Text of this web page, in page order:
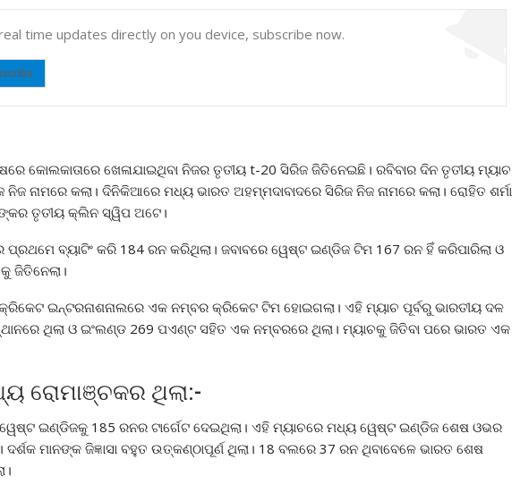
time updates directly on you device, subscribe now.
କୋଲକାତାରେ ଖେଳାଯାଇଥିବା ନିଜର ତୃତୀୟ t-20 ସିରିଜ ଜିତିନେଇଛି। ରବିବାର ଦିନ ତୃତୀୟ ମ୍ୟାଚ
ନାମରେ କଲା। ଦିନିକିଆରେ ମଧ୍ୟ ଭାରତ ଅହମ୍ମଦାବାଦରେ ସିରିଜ ନିଜ ନାମରେ କଲା। ରୋହିତ ଶର୍ମା
ତୃତୀୟ କ୍ଲିନ ସ୍ୱିପ ଅଟେ।
ବ୍ୟାଟିଂ କରି 184 ରନ କରିଥିଲା। ଜବାବରେ ୱେଷ୍ଟ ଇଣ୍ଡିଜ ଟିମ 167 ରନ ହିଁ କରିପାରିଲା ଓ
ଜିତିନେଲା।
ଇନ୍ଟରନାଶନାଲରେ ଏକ ନମ୍ବର କ୍ରିକେଟ ଟିମ ହୋଇଗଲା। ଏହି ମ୍ୟାଚ ପୂର୍ବରୁ ଭାରତୀୟ ଦଳ
ଥିଲା ଓ ଇଂଲଣ୍ଡ 269 ପଏଣ୍ଟ ସହିତ ଏକ ନମ୍ବରରେ ଥିଲା। ମ୍ୟାଚକୁ ଜିତିବା ପରେ ଭାରତ ଏକ
ରୋମାଞ୍ଚକର ଥିଲା:-
ଇଣ୍ଡିଜକୁ 185 ରନର ଟାର୍ଗେଟ ଦେଇଥିଲା। ଏହି ମ୍ୟାଚରେ ମଧ୍ୟ ୱେଷ୍ଟ ଇଣ୍ଡିଜ ଶେଷ ଓଭର
ମାନଙ୍କ ଜିଜ୍ଞାସା ବହୁତ ଉତ୍କଣ୍ଠାପୂର୍ଣ ଥିଲା। 18 ବଲରେ 37 ରନ ଥିବାବେଳେ ଭାରତ ଶେଷ